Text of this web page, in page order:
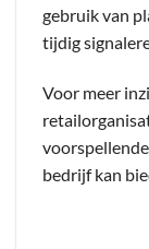
gebruik van
tijdig
Voor meer
bedrijf kan